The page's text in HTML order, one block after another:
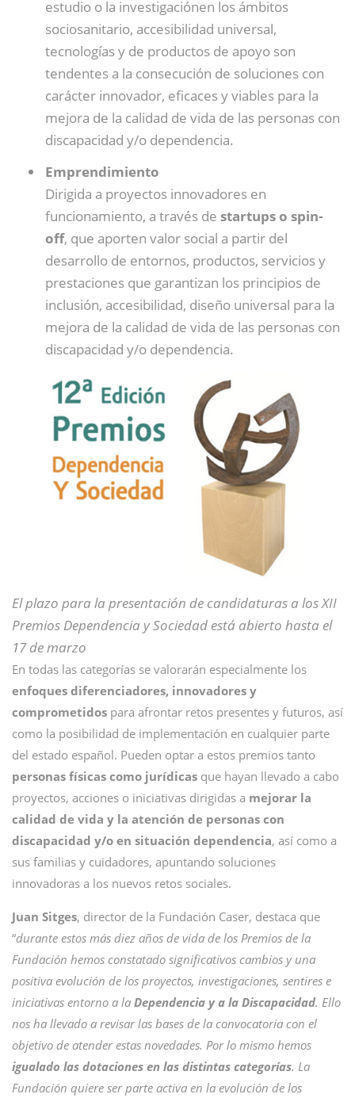
estudio o la investigaciónen los ámbitos
sociosanitario, accesibilidad universal,
tecnologías y de productos de apoyo son
tendentes a la consecución de soluciones con
carácter innovador, eficaces y viables para la
mejora de la calidad de vida de las personas con
discapacidad y/o dependencia.
Emprendimiento
Dirigida a proyectos innovadores en
funcionamiento, a través de startups o spin-
off, que aporten valor social a partir del
desarrollo de entornos, productos, servicios y
prestaciones que garantizan los principios de
inclusión, accesibilidad, diseño universal para la
mejora de la calidad de vida de las personas con
discapacidad y/o dependencia.
El plazo para la presentación de candidaturas a los XII
Premios Dependencia y Sociedad está abierto hasta el
17 de marzo
En todas las categorías se valorarán especialmente los
enfoques diferenciadores, innovadores y
comprometidos para afrontar retos presentes y futuros, así
como la posibilidad de implementación en cualquier parte
del estado español. Pueden optar a estos premios tanto
personas físicas como jurídicas que hayan llevado a cabo
proyectos, acciones o iniciativas dirigidas a mejorar la
calidad de vida y la atención de personas con
discapacidad y/o en situación dependencia, así como a
sus familias y cuidadores, apuntando soluciones
innovadoras a los nuevos retos sociales.
Juan Sitges, director de la Fundación Caser, destaca que
“durante estos más diez años de vida de los Premios de la
Fundación hemos constatado significativos cambios y una
positiva evolución de los proyectos, investigaciones, sentires e
iniciativas entorno a la Dependencia y a la Discapacidad. Ello
nos ha llevado a revisar las bases de la convocatoria con el
objetivo de atender estas novedades. Por lo mismo hemos
igualado las dotaciones en las distintas categorías. La
Fundación quiere ser parte activa en la evolución de los